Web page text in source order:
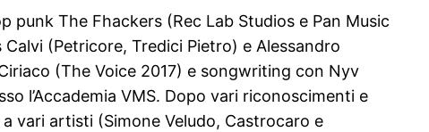
punk The Fhackers (Rec Lab Studios e Pan Music
(Petricore, Tredici Pietro) e Alessandro
(The Voice 2017) e songwriting con Nyv
l’Accademia VMS. Dopo vari riconoscimenti e
vari artisti (Simone Veludo, Castrocaro e